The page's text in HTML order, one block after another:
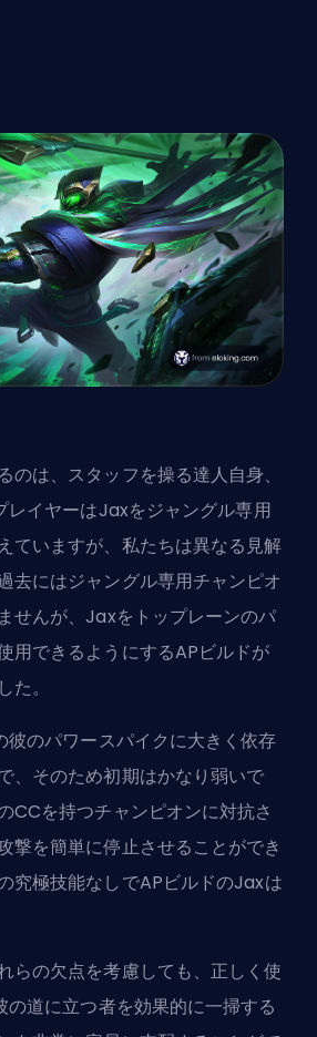
のは、スタッフを操る達人自身、
レイヤーはJaxをジャングル専用
ていますが、私たちは異なる見解
去にはジャングル専用チャンピオ
せんが、Jaxをトップレーンのパ
用できるようにするAPビルドが
。
のパワースパイクに大きく依存
、そのため初期はかなり弱いで
CCを持つチャンピオンに対抗さ
撃を簡単に停止させることができ
究極技能なしでAPビルドのJaxは
らの欠点を考慮しても、正しく使
道に立つ者を効果的に一掃する